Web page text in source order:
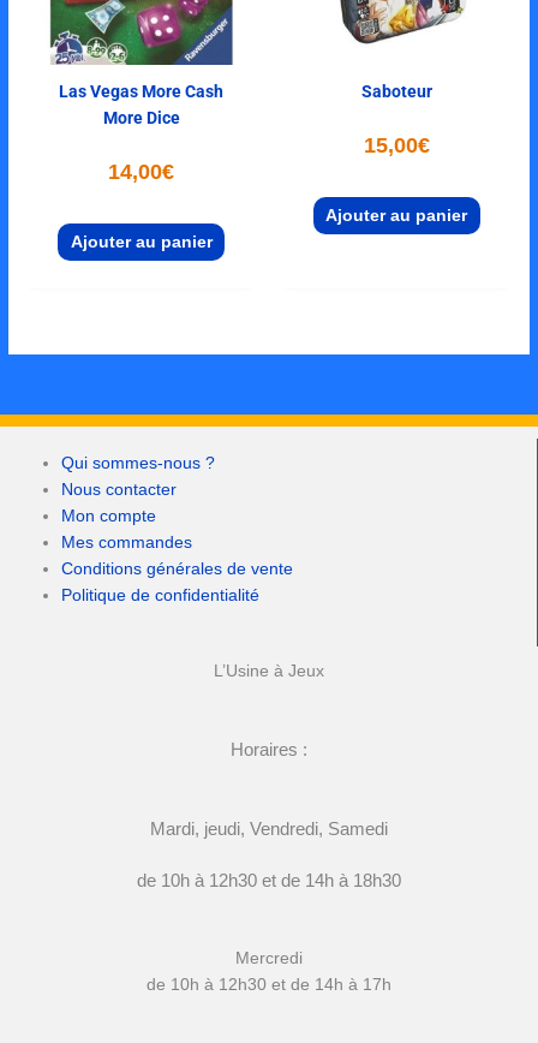
Las Vegas More Cash
More Dice
14,00€
Ajouter au panier
Saboteur
15,00€
Ajouter au panier
Qui sommes-nous ?
Nous contacter
Mon compte
Mes commandes
Conditions générales de vente
Politique de confidentialité
L’Usine à Jeux
Horaires :
Mardi, jeudi, Vendredi, Samedi
de 10h à 12h30 et de 14h à 18h30
Mercredi
de 10h à 12h30 et de 14h à 17h